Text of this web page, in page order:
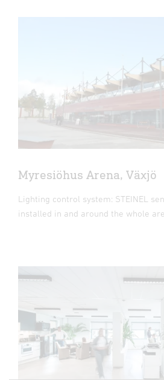
Myresiöhus Arena, Växjö
Lighting control system: STEINEL
installed in and around the whole